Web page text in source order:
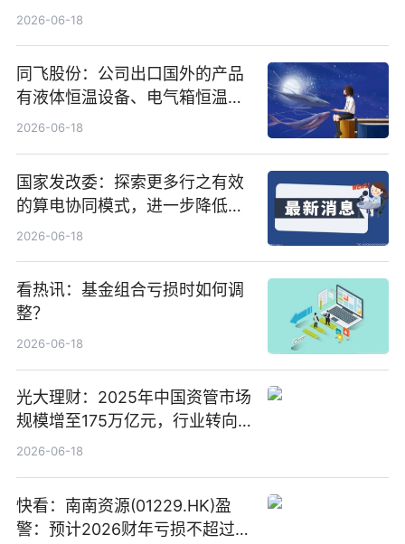
行5200万股
2026-06-18
同飞股份：公司出口国外的产品
有液体恒温设备、电气箱恒温装
置、纯水冷却单元和特种换热器
2026-06-18
国家发改委：探索更多行之有效
的算电协同模式，进一步降低网
络传输时延_最资讯
2026-06-18
看热讯：基金组合亏损时如何调
整？
2026-06-18
光大理财：2025年中国资管市场
规模增至175万亿元，行业转向
“量质并重”
2026-06-18
快看：南南资源(01229.HK)盈
警：预计2026财年亏损不超过